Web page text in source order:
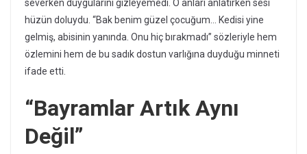
severken duygularını gizleyemedi. O anları anlatırken sesi
hüzün doluydu. “Bak benim güzel çocuğum… Kedisi yine
gelmiş, abisinin yanında. Onu hiç bırakmadı” sözleriyle hem
özlemini hem de bu sadık dostun varlığına duyduğu minneti
ifade etti.
“Bayramlar Artık Aynı
Değil”